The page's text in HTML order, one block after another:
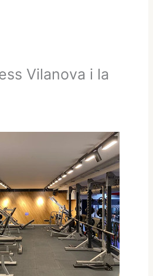
Vilanova i la